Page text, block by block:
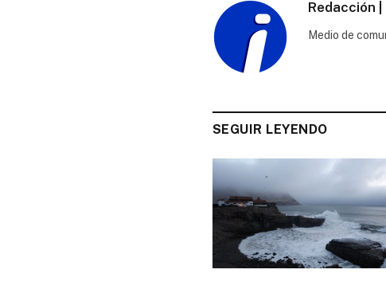
Redacción
Medio de
SEGUIR LEYENDO